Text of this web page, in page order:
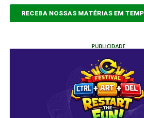
RECEBA NOSSAS MATÉRIAS EM
PUBLICIDADE